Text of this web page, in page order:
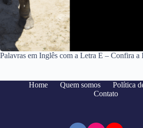
Palavras em Inglês com a Letra E – Confira a
Home Quem somos
Política
Contato